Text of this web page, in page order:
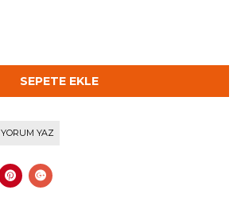
YORUM YAZ